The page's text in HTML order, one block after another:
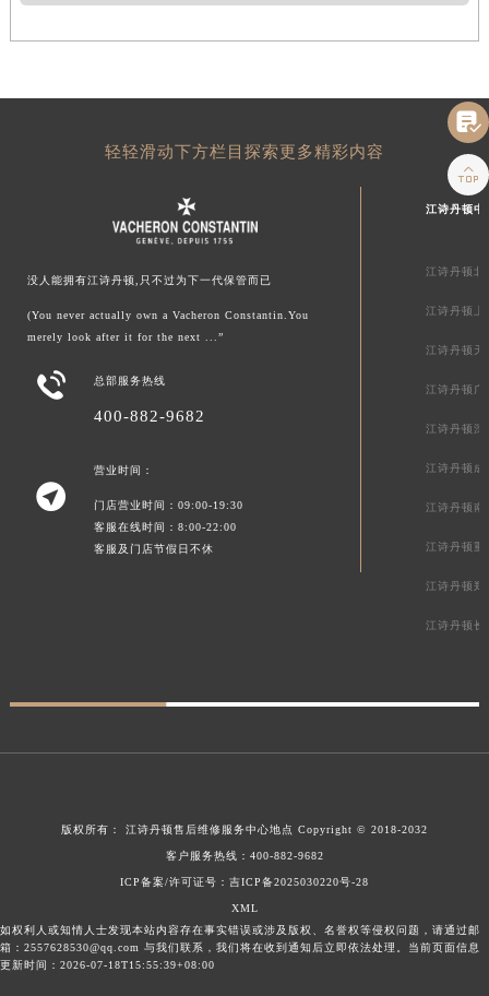
轻轻滑动下方栏目探索更多精彩内容
没人能拥有江诗丹顿,只不过为下一代保管而已
(You never actually own a Vacheron Constantin.You
merely look after it for the next ...”
 总部服务热线
400-882-9682

营业时间：
门店营业时间：09:00-19:30
客服在线时间：8:00-22:00
客服及门店节假日不休
江诗丹顿中
江诗丹顿北
江诗丹顿上
江诗丹顿天
江诗丹顿广
江诗丹顿深
江诗丹顿成
江诗丹顿南
江诗丹顿重
江诗丹顿郑
江诗丹顿长
版权所有： 江诗丹顿售后维修服务中心地点 Copyright © 2018-2032
客户服务热线： 400-882-9682
ICP备案/许可证号：吉ICP备2025030220号-28
XML
如权利人或知情人士发现本站内容存在事实错误或涉及版权、名誉权等侵权问题，请通过邮
箱：2557628530@qq.com 与我们联系，我们将在收到通知后立即依法处理。当前页面信息
更新时间：2026-07-18T15:55:39+08:00

